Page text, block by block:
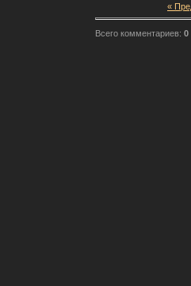
«
Всего комментариев: 0